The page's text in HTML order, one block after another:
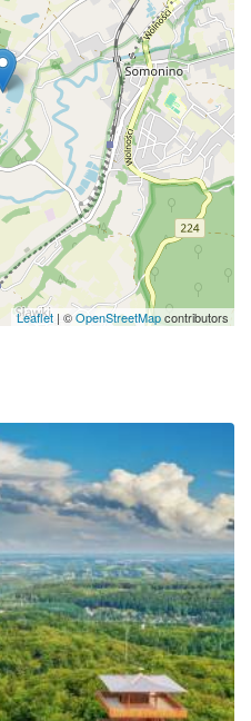
Leaflet | ©OpenStreetMapcontributors
im.
na Wieżycy